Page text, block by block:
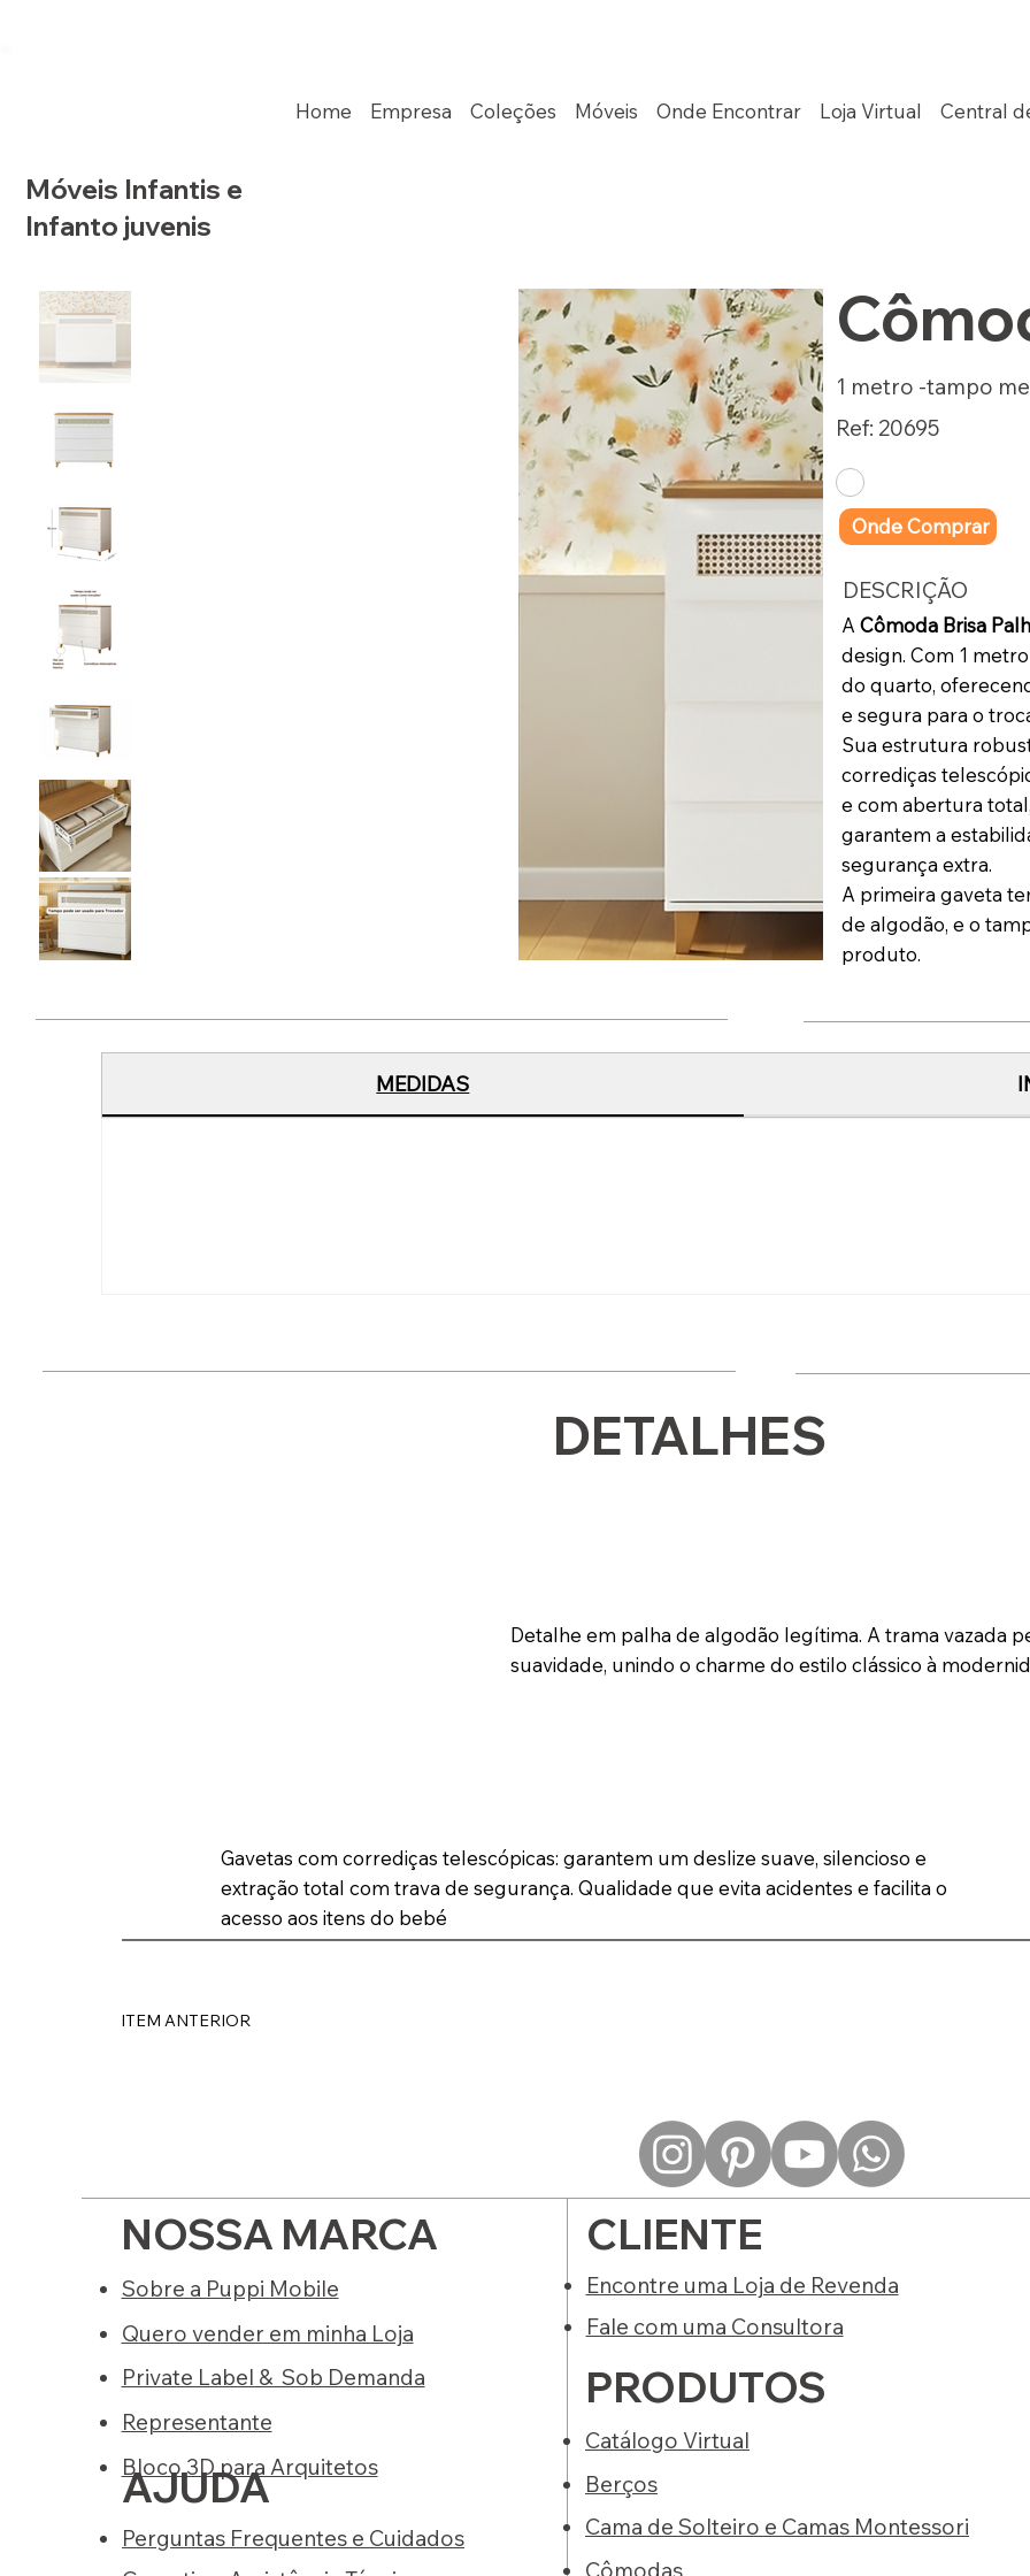
Home Empresa Coleções Móveis Onde Encontrar Loja Virtual Central
Móveis Infantis e
Infanto juvenis
1 metro -tampo
Ref: 20695
Onde Comprar
DESCRIÇÃO
ACômoda Brisa
design. Com 1
do quarto,
e segura para o
Sua estrutura
corrediças
e com abertura
garantem a
segurança extra.
A primeira gaveta
de algodão, e o
produto.
MEDIDAS
DETALHES
Detalhe em palha de algodão legítima. A trama vazada
suavidade, unindo o charme do estilo clássico à
Gavetas com corrediças telescópicas: garantem um deslize suave, silencioso e
extração total com trava de segurança. Qualidade que evita acidentes e facilita o
acesso aos itens do bebé
ITEM ANTERIOR
NOSSA MARCA
Sobre a Puppi Mobile
Quero vender em minha Loja
Private Label & Sob Demanda
Representante
Bloco 3D para Arquitetos
AJUDA
Perguntas Frequentes e Cuidados
CLIENTE
Encontre uma Loja de Revenda
Fale com uma Consultora
PRODUTOS
Catálogo Virtual
Berços
Cama de Solteiro e Camas Montessori